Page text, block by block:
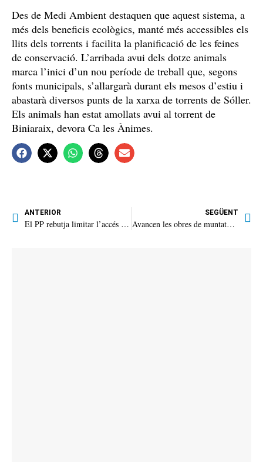
Des de Medi Ambient destaquen que aquest sistema, a
més dels beneficis ecològics, manté més accessibles els
llits dels torrents i facilita la planificació de les feines
de conservació. L’arribada avui dels dotze animals
marca l’inici d’un nou període de treball que, segons
fonts municipals, s’allargarà durant els mesos d’estiu i
abastarà diversos punts de la xarxa de torrents de Sóller.
Els animals han estat amollats avui al torrent de
Biniaraix, devora Ca les Ànimes.
ANTERIOR
El PP rebutja limitar l’accés dels cotxes de lloguer a la Serra
SEGÜENT
Avancen les obres de muntatge dels bastiments que envoltaran la Fàbrica Nova